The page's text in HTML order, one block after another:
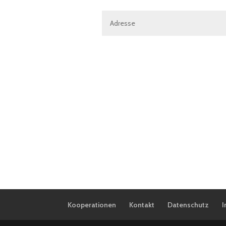
Kooperationen Kontakt Datenschutz